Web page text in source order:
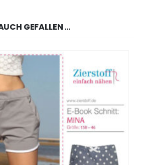
GEFALLEN …